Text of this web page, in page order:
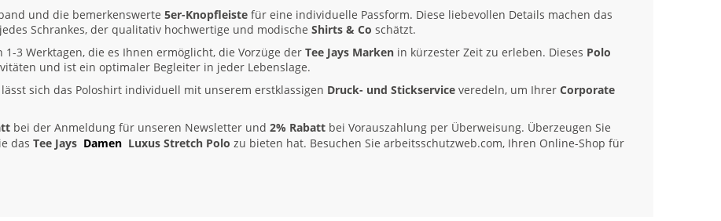
und die bemerkenswerte 5er-Knopfleiste für eine individuelle Passform. Diese liebevollen Details machen das
Schrankes, der qualitativ hochwertige und modische Shirts & Co schätzt.
1-3 Werktagen, die es Ihnen ermöglicht, die Vorzüge der Tee Jays Marken in kürzester Zeit zu erleben. Dieses Polo
und ist ein optimaler Begleiter in jeder Lebenslage.
sich das Poloshirt individuell mit unserem erstklassigen Druck- und Stickservice veredeln, um Ihrer Corporate
bei der Anmeldung für unseren Newsletter und 2% Rabatt bei Vorauszahlung per Überweisung. Überzeugen Sie
das Tee Jays Damen Luxus Stretch Polo zu bieten hat. Besuchen Sie arbeitsschutzweb.com, Ihren Online-Shop für